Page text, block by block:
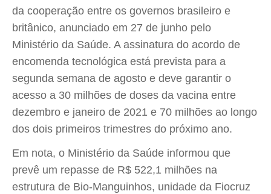
da cooperação entre os governos brasileiro e
britânico, anunciado em 27 de junho pelo
Ministério da Saúde. A assinatura do acordo de
encomenda tecnológica está prevista para a
segunda semana de agosto e deve garantir o
acesso a 30 milhões de doses da vacina entre
dezembro e janeiro de 2021 e 70 milhões ao longo
dos dois primeiros trimestres do próximo ano.
Em nota, o Ministério da Saúde informou que
prevê um repasse de R$ 522,1 milhões na
estrutura de Bio-Manguinhos, unidade da Fiocruz